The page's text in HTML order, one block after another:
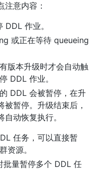
意内容：
作业。
版本升级时才会自动触
DDL 作业。
DDL 会被暂停，在升
暂停。升级结束后，
动恢复执行。
任务，可以直接暂
资源。
批量暂停多个 DDL 任